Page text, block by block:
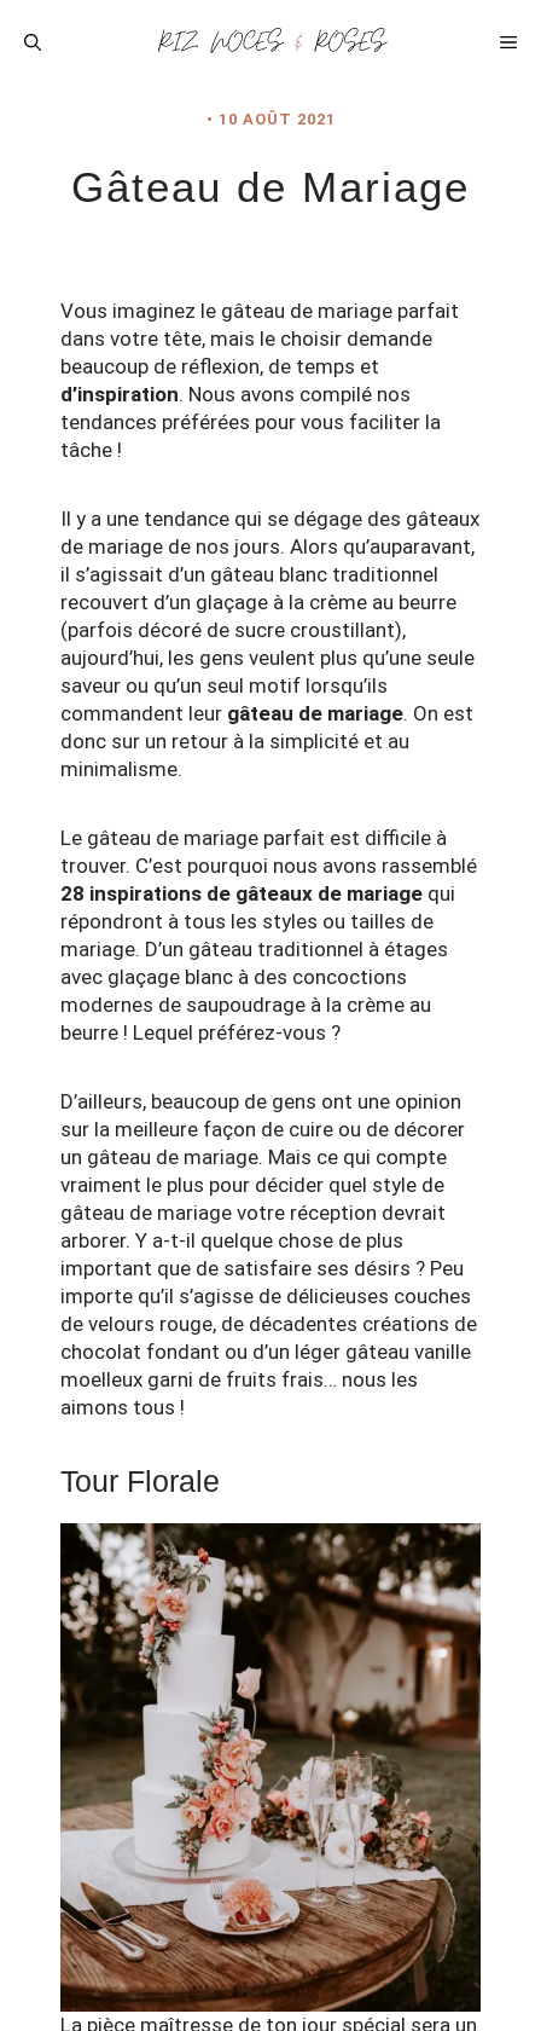
• 10 AOÛT 2021
Gâteau de Mariage
Vous imaginez le gâteau de mariage parfait
dans votre tête, mais le choisir demande
beaucoup de réflexion, de temps et
d’inspiration. Nous avons compilé nos
tendances préférées pour vous faciliter la
tâche !
Il y a une tendance qui se dégage des gâteaux
de mariage de nos jours. Alors qu’auparavant,
il s’agissait d’un gâteau blanc traditionnel
recouvert d’un glaçage à la crème au beurre
(parfois décoré de sucre croustillant),
aujourd’hui, les gens veulent plus qu’une seule
saveur ou qu’un seul motif lorsqu’ils
commandent leur gâteau de mariage. On est
donc sur un retour à la simplicité et au
minimalisme.
Le gâteau de mariage parfait est difficile à
trouver. C’est pourquoi nous avons rassemblé
28 inspirations de gâteaux de mariage qui
répondront à tous les styles ou tailles de
mariage. D’un gâteau traditionnel à étages
avec glaçage blanc à des concoctions
modernes de saupoudrage à la crème au
beurre ! Lequel préférez-vous ?
D’ailleurs, beaucoup de gens ont une opinion
sur la meilleure façon de cuire ou de décorer
un gâteau de mariage. Mais ce qui compte
vraiment le plus pour décider quel style de
gâteau de mariage votre réception devrait
arborer. Y a-t-il quelque chose de plus
important que de satisfaire ses désirs ? Peu
importe qu’il s’agisse de délicieuses couches
de velours rouge, de décadentes créations de
chocolat fondant ou d’un léger gâteau vanille
moelleux garni de fruits frais… nous les
aimons tous !
Tour Florale
La pièce maîtresse de ton jour spécial sera un